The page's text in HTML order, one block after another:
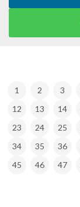
1 2 3
12
13 14
23
24 25
34
35 36
45
46 47